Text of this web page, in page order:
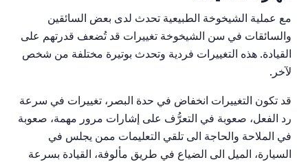
مع عملية الشيخوخة الطبيعية تحدث لدى بعض السائقين
والسائقات في سن الشيخوخة تغييرات قد تُضعف قدرتهم على
القيادة. هذه التغييرات فردية وتحدث بوتيرة مختلفة من شخص
لآخر.
قد تكون التغييرات انخفاض في حدة البصر، تغييرات في سرعة
رد الفعل، صعوبة في التعرُّف على إشارات مرور مهمة، صعوبة
في الملاحة والحاجة الى تلقي التعليمات ممن يجلس في
السيارة، الميل الى الضياع في طريق مألوفة، القيادة بسرعة